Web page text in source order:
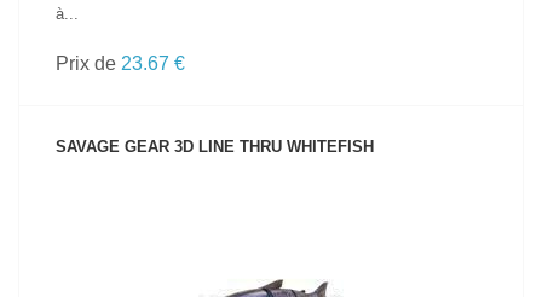
à...
Prix de 23.67 €
SAVAGE GEAR 3D LINE THRU WHITEFISH